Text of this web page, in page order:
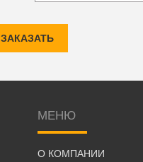
ЗАКАЗАТЬ
МЕНЮ
О КОМПАНИИ